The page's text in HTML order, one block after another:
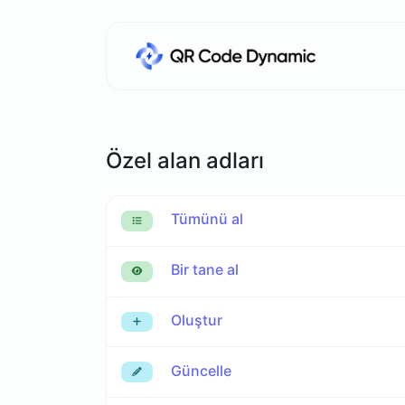
Özel alan adları
Tümünü al
Bir tane al
Oluştur
Güncelle